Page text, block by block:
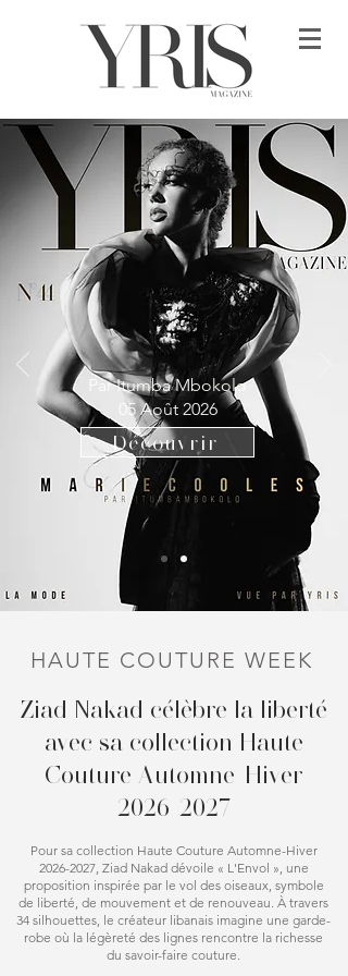
Par Itumba Mbokolo
05 Août 2026
Découvrir
HAUTE COUTURE WEEK
Ziad Nakad célèbre la liberté
avec sa collection Haute
Couture Automne-Hiver
2026-2027
Pour sa collection Haute Couture Automne-Hiver
2026-2027, Ziad Nakad dévoile « L'Envol », une
proposition inspirée par le vol des oiseaux, symbole
de liberté, de mouvement et de renouveau. À travers
34 silhouettes, le créateur libanais imagine une garde-
robe où la légèreté des lignes rencontre la richesse
du savoir-faire couture.